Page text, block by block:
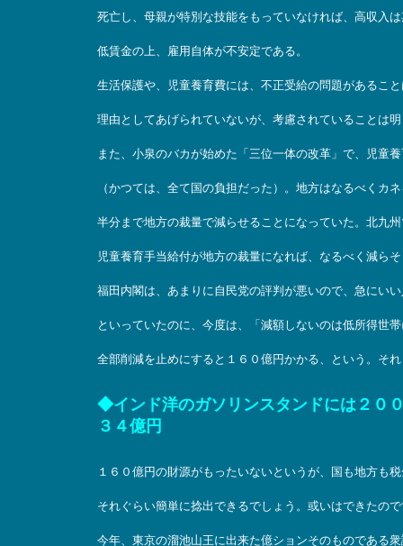
死亡し、母親が特別な技能をもっていなければ、高収入
低賃金の上、雇用自体が不安定である。
生活保護や、児童養育費には、不正受給の問題があるこ
理由としてあげられていないが、考慮されていることは
また、小泉のバカが始めた「三位一体の改革」で、児童
（かつては、全て国の負担だった）。地方はなるべくカ
半分まで地方の裁量で減らせることになっていた。北九
児童養育手当給付が地方の裁量になれば、なるべく減ら
福田内閣は、あまりに自民党の評判が悪いので、急にい
といっていたのに、今度は、「減額しないのは低所得世
全部削減を止めにすると１６０億円かかる、という。そ
◆インド洋のガソリンスタンドには２０
３４億円
１６０億円の財源がもったいないというが、国も地方も
それぐらい簡単に捻出できるでしょう。或いはできたの
今年、東京の溜池山王に出来た億ションそのものである